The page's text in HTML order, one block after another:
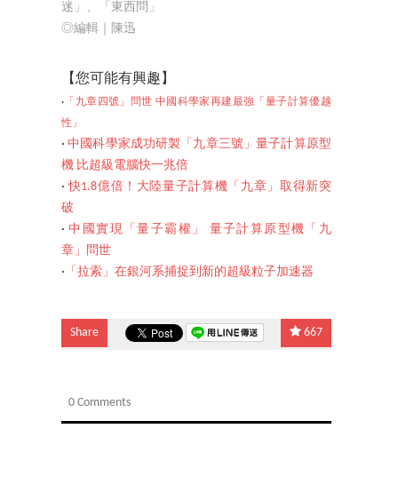
迷」、「東西問」
◎編輯｜陳迅
【您可能有興趣】
‧ 「九章四號」問世 中國科學家再建最強「量子計算優越
性」
‧中國科學家成功研製「九章三號」量子計算原型
機 比超級電腦快一兆倍
‧快1.8億倍！大陸量子計算機「九章」取得新突
破
‧中國實現「量子霸權」 量子計算原型機「九
章」問世
‧ 「拉索」在銀河系捕捉到新的超級粒子加速器
Share 667
0 Comments